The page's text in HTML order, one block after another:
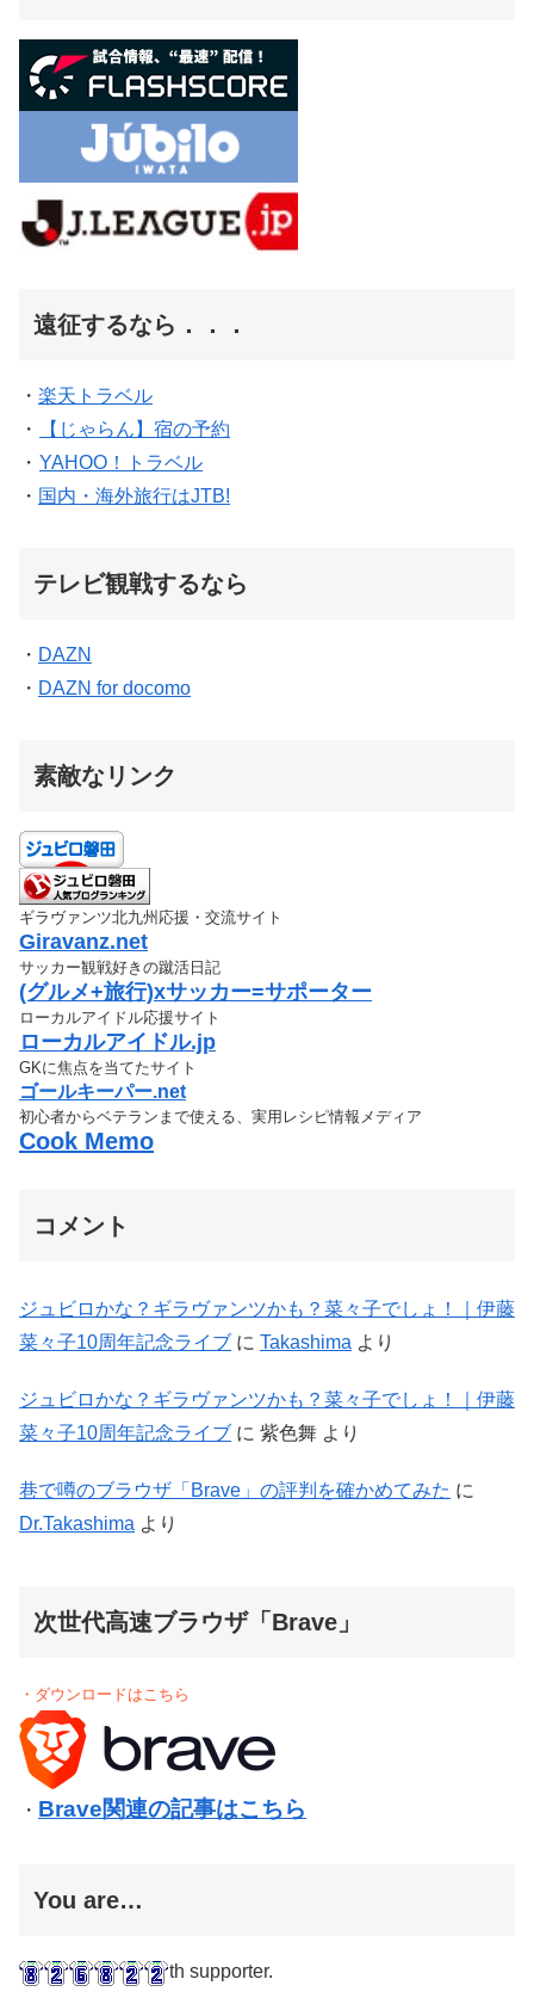
遠征するなら．．．
・ 楽天トラベル
・
【じゃらん】宿の予約
・ YAHOO！トラベル
・ 国内・海外旅行はJTB!
テレビ観戦するなら
・ DAZN
・ DAZN for docomo
素敵なリンク
ギラヴァンツ北九州応援・交流サイト
Giravanz.net
サッカー観戦好きの蹴活日記
(グルメ+旅行)xサッカー=サポーター
ローカルアイドル応援サイト
ローカルアイドル.jp
GKに焦点を当てたサイト
ゴールキーパー.net
初心者からベテランまで使える、実用レシピ情報メディア
Cook Memo
コメント
ジュビロかな？ギラヴァンツかも？菜々子でしょ！｜伊藤
菜々子10周年記念ライブ に Takashima より
ジュビロかな？ギラヴァンツかも？菜々子でしょ！｜伊藤
菜々子10周年記念ライブ に 紫色舞 より
巷で噂のブラウザ「Brave」の評判を確かめてみた に
Dr.Takashima より
次世代高速ブラウザ「Brave」
・ダウンロードはこちら
・ Brave関連の記事はこちら
You are…
th supporter.